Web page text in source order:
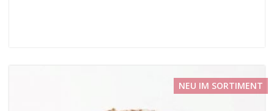
NEU IM SORTIMENT